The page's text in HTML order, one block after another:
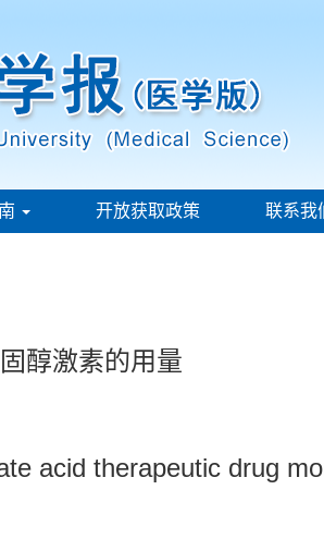
开放获取政策 联系我
醇激素的用量
acid therapeutic drug